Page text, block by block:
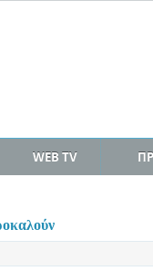
WEB TV